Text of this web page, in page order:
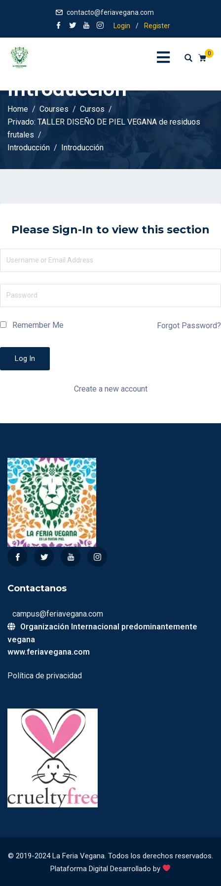
contacto@feriavegana.com
Login
/ Register
0
Introducción
Home Courses
Cursos
Privado: TALLER DISEÑO DE PIEL VEGANA de residuos
frutales
Introducción
Introducción
Please Sign-In to view this section
Remember Me Forgot Password?
Create a new account
Contactanos
campus@feriavegana.com
Organización Internacional predominantemente
vegana
www.feriavegana.com
Política de privacidad
© 2019-2024 La Feria Vegana. Todos los derechos reservados.
Plataforma Digital Desarrollado by